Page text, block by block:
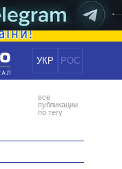
УКР РОС
все
публикации
по тегу